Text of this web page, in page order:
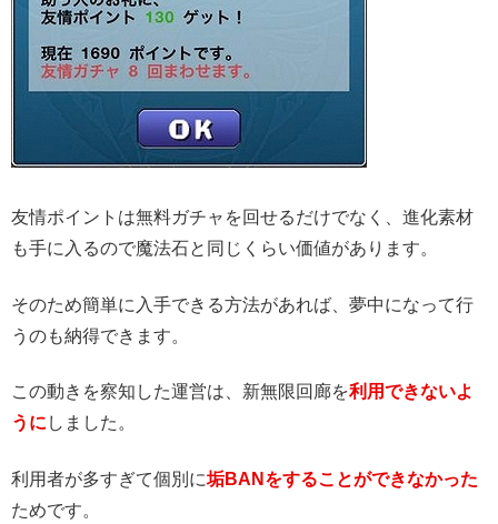
友情ポイントは無料ガチャを回せるだけでなく、進化素材
も手に入るので魔法石と同じくらい価値があります。
そのため簡単に入手できる方法があれば、夢中になって行
うのも納得できます。
この動きを察知した運営は、新無限回廊を利用できないよ
うに しました。
利用者が多すぎて個別に垢BANをすることができなかった
ためです。